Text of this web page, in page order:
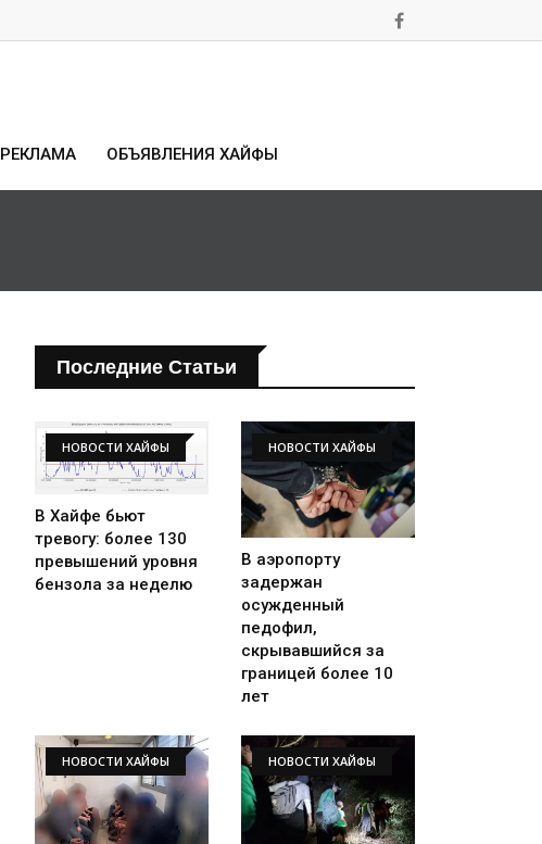
РЕКЛАМА ОБЪЯВЛЕНИЯ ХАЙФЫ
Последние Статьи
НОВОСТИ ХАЙФЫ
В Хайфе бьют
тревогу: более 130
превышений уровня
бензола за неделю
НОВОСТИ ХАЙФЫ
В аэропорту
задержан
осужденный
педофил,
скрывавшийся за
границей более 10
лет
НОВОСТИ ХАЙФЫ НОВОСТИ ХАЙФЫ